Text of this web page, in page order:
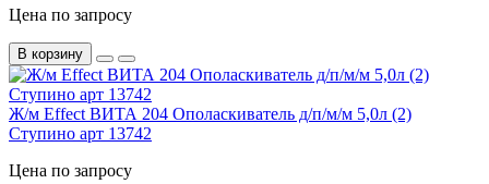
Цена по запросу
В корзину
Ж/м Effect ВИТА 204 Ополаскиватель д/п/м/м 5,0л (2)
Ступино арт 13742
Цена по запросу